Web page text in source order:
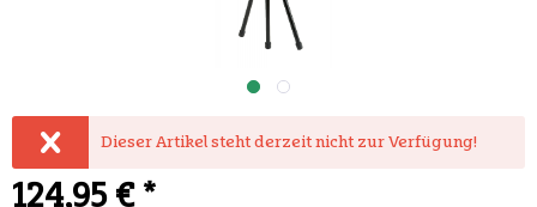
Dieser Artikel steht derzeit nicht zur Verfügung!
124,95 € *